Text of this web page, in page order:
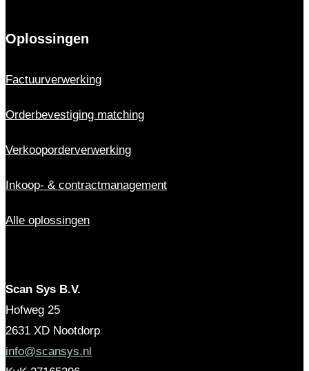
Oplossingen
Factuurverwerking
Orderbevestiging matching
Verkooporderverwerking
Inkoop- & contractmanagement
Alle oplossingen
Scan Sys B.V.
Hofweg 25
2631 XD Nootdorp
info@scansys.nl